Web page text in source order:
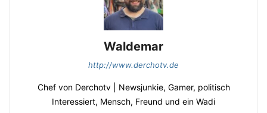
Waldemar
http://www.derchotv.de
Chef von Derchotv | Newsjunkie, Gamer, politisch
Interessiert, Mensch, Freund und ein Wadi